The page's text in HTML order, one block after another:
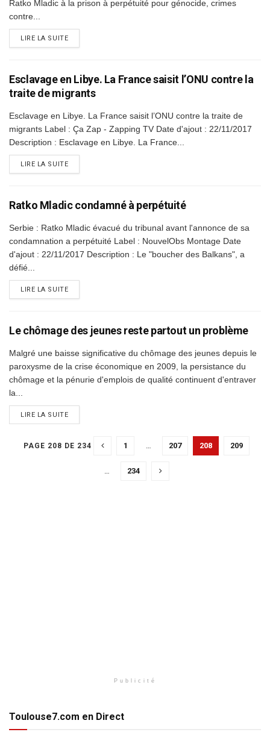
Ratko Mladic à la prison à perpétuité pour génocide, crimes
contre...
LIRE LA SUITEDETAILS
Esclavage en Libye. La France saisit l’ONU contre la
traite de migrants
Esclavage en Libye. La France saisit l’ONU contre la traite de
migrants Label : Ça Zap - Zapping TV Date d'ajout : 22/11/2017
Description : Esclavage en Libye. La France...
LIRE LA SUITEDETAILS
Ratko Mladic condamné à perpétuité
Serbie : Ratko Mladic évacué du tribunal avant l'annonce de sa
condamnation a perpétuité Label : NouvelObs Montage Date
d'ajout : 22/11/2017 Description : Le "boucher des Balkans", a
défié...
LIRE LA SUITEDETAILS
Le chômage des jeunes reste partout un problème
Malgré une baisse significative du chômage des jeunes depuis le
paroxysme de la crise économique en 2009, la persistance du
chômage et la pénurie d'emplois de qualité continuent d'entraver
la...
LIRE LA SUITEDETAILS
PAGE 208 DE 234 1 … 207 208 209
… 234
Publicité
Toulouse7.com en Direct